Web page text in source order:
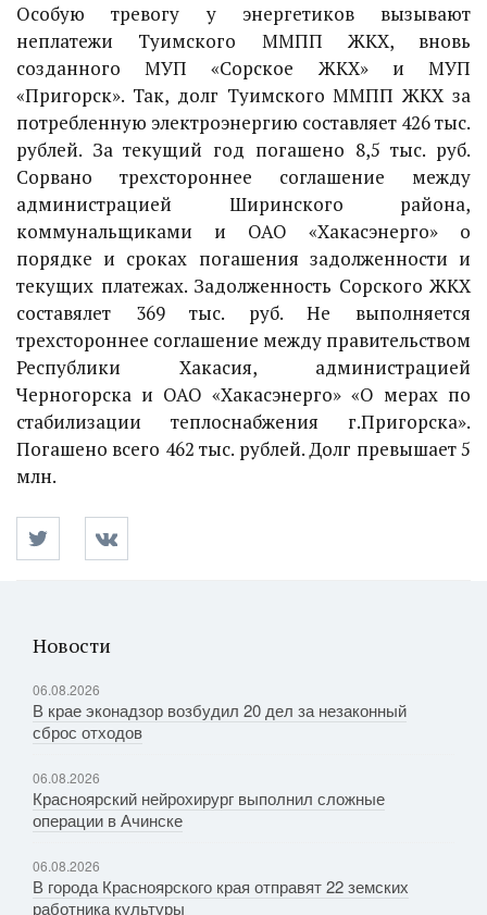
Особую тревогу у энергетиков вызывают
неплатежи Туимского ММПП ЖКХ, вновь
созданного МУП «Сорское ЖКХ» и МУП
«Пригорск». Так, долг Туимского ММПП ЖКХ за
потребленную электроэнергию составляет 426 тыс.
рублей. За текущий год погашено 8,5 тыс. руб.
Сорвано трехстороннее соглашение между
администрацией Ширинского района,
коммунальщиками и ОАО «Хакасэнерго» о
порядке и сроках погашения задолженности и
текущих платежах. Задолженность Сорского ЖКХ
составялет 369 тыс. руб. Не выполняется
трехстороннее соглашение между правительством
Республики Хакасия, администрацией
Черногорска и ОАО «Хакасэнерго» «О мерах по
стабилизации теплоснабжения г.Пригорска».
Погашено всего 462 тыс. рублей. Долг превышает 5
млн.
Новости
06.08.2026
В крае эконадзор возбудил 20 дел за незаконный
сброс отходов
06.08.2026
Красноярский нейрохирург выполнил сложные
операции в Ачинске
06.08.2026
В города Красноярского края отправят 22 земских
работника культуры